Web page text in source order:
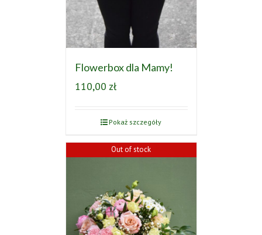
Flowerbox dla Mamy!
110,00 zł
Pokaż szczegóły
Out of stock